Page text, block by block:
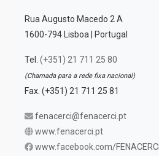
Rua Augusto Macedo 2 A
1600-794 Lisboa | Portugal
Tel. (+351) 21 711 25 80
(Chamada para a rede fixa nacional)
Fax. (+351) 21 711 25 81
fenacerci@fenacerci.pt
www.fenacerci.pt
www.facebook.com/FENACERCI